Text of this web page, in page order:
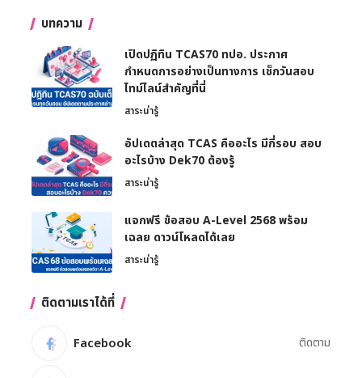
บทความ
เปิดปฏิทิน TCAS70 ทปอ. ประกาศ
กำหนดการอย่างเป็นทางการ เช็กวันสอบ
ไทม์ไลน์สำคัญที่นี่
สาระน่ารู้
อัปเดตล่าสุด TCAS คืออะไร มีกี่รอบ สอบ
อะไรบ้าง Dek70 ต้องรู้
สาระน่ารู้
แจกฟรี ข้อสอบ A-Level 2568 พร้อม
เฉลย ดาวน์โหลดได้เลย
สาระน่ารู้
ติดตามเราได้ที่
Facebook ติดตาม